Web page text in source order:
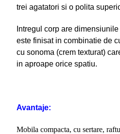
trei agatatori si o polita
Intregul corp are
este finisat in combinatie de
cu sonoma (crem texturat)
in aproape orice spatiu.
Avantaje:
Mobila compacta, cu sertare,